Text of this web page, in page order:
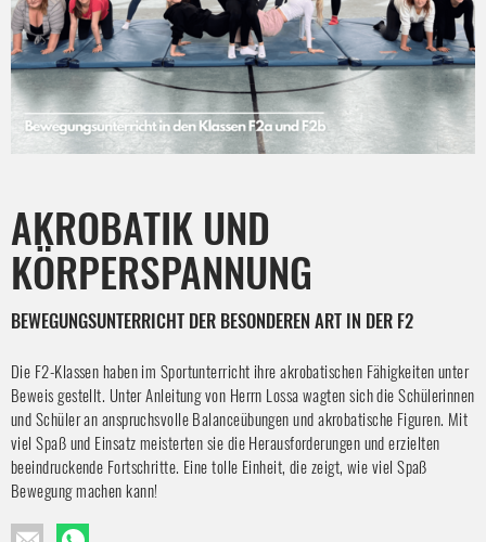
AKROBATIK UND
KÖRPERSPANNUNG
BEWEGUNGSUNTERRICHT DER BESONDEREN ART IN DER F2
Die F2-Klassen haben im Sportunterricht ihre akrobatischen Fähigkeiten unter
Beweis gestellt. Unter Anleitung von Herrn Lossa wagten sich die Schülerinnen
und Schüler an anspruchsvolle Balanceübungen und akrobatische Figuren. Mit
viel Spaß und Einsatz meisterten sie die Herausforderungen und erzielten
beeindruckende Fortschritte. Eine tolle Einheit, die zeigt, wie viel Spaß
Bewegung machen kann!